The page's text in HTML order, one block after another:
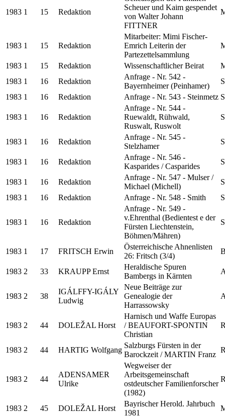
1983 1 15 Redaktion
Scheuer und Kaim gespendet
von Walter Johann
FITTNER
1983 1 15 Redaktion
Mitarbeiter: Mimi Fischer-
Emrich Leiterin der
Partezettelsammlung
1983 1 15 Redaktion Wissenschaftlicher Beirat
1983 1 16 Redaktion
Anfrage - Nr. 542 -
Bayernheimer (Peinhamer)
1983 1 16 Redaktion Anfrage - Nr. 543 - Steinmetz
1983 1 16 Redaktion
Anfrage - Nr. 544 -
Ruewaldt, Rühwald,
Ruswalt, Ruswolt
1983 1 16 Redaktion
Anfrage - Nr. 545 -
Stelzhamer
1983 1 16 Redaktion
Anfrage - Nr. 546 -
Kasparides / Casparides
1983 1 16 Redaktion
Anfrage - Nr. 547 - Mulser /
Michael (Michell)
1983 1 16 Redaktion Anfrage - Nr. 548 - Smith
1983 1 16 Redaktion
Anfrage - Nr. 549 -
v.Ehrenthal (Bedientest e der
Fürsten Liechtenstein,
Böhmen/Mähren)
1983 1 17 FRITSCH Erwin
Österreichische Ahnenlisten
26: Fritsch (3/4)
1983 2 33 KRAUPP Ernst
Heraldische Spuren
Bambergs in Kärnten
1983 2 38
IGÁLFFY-IGÁLY
Ludwig
Neue Beiträge zur
Genealogie der
Harrassowsky
1983 2 44 DOLEŽAL Horst
Harnisch und Waffe Europas
/ BEAUFORT-SPONTIN
Christian
1983 2 44 HARTIG Wolfgang
Salzburgs Fürsten in der
Barockzeit / MARTIN Franz
1983 2 44
ADENSAMER
Ulrike
Wegweiser der
Arbeitsgemeinschaft
ostdeutscher Familienforscher
(1982)
1983 2 45 DOLEŽAL Horst
Bayrischer Herold. Jahrbuch
1981